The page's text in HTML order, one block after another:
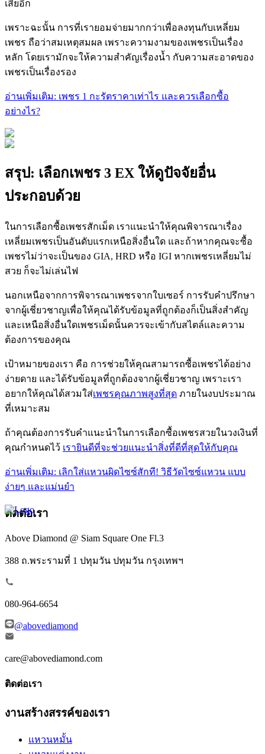
เสียอีก
เพราะฉะนั้น การที่เรายอมจ่ายมากกว่าเพื่อลงทุนกับเหลี่ยม
เพชร ถือว่าสมเหตุสมผล เพราะความงามของเพชรเป็นเรื่อง
หลัก โดยเรามักจะให้ความสำคัญเรื่องน้ำ กับความสะอาดของ
เพชรเป็นเรื่องรอง
อ่านเพิ่มเติม: เพชร 1 กะรัตราคาเท่าไร และควรเลือกซื้อ
อย่างไร?
สรุป: เลือกเพชร 3 EX ให้ดูปัจจัยอื่น
ประกอบด้วย
ในการเลือกซื้อเพชรสักเม็ด เราแนะนำให้คุณพิจารณาเรื่อง
เหลี่ยมเพชรเป็นอันดับแรกเหนือสิ่งอื่นใด และถ้าหากคุณจะซื้อ
เพชรไม่ว่าจะเป็นของ GIA, HRD หรือ IGI หากเพชรเหลี่ยมไม่
สวย ก็จะไม่เล่นไฟ
นอกเหนือจากการพิจารณาเพชรจากใบเซอร์ การรับคำปรึกษา
จากผู้เชี่ยวชาญเพื่อให้คุณได้รับข้อมูลที่ถูกต้องก็เป็นสิ่งสำคัญ
และเหนือสิ่งอื่นใดเพชรเม็ดนั้นควรจะเข้ากับสไตล์และความ
ต้องการของคุณ
เป้าหมายของเรา คือ การช่วยให้คุณสามารถซื้อเพชรได้อย่าง
ง่ายดาย และได้รับข้อมูลที่ถูกต้องจากผู้เชี่ยวชาญ เพราะเรา
อยากให้คุณได้สวมใส่เพชรคุณภาพสูงที่สุด ภายในงบประมาณ
ที่เหมาะสม
ถ้าคุณต้องการรับคำแนะนำในการเลือกซื้อเพชรสวยในวงเงินที่
คุณกำหนดไว้ เรายินดีที่จะช่วยแนะนำสิ่งที่ดีที่สุดให้กับคุณ
อ่านเพิ่มเติม: เลิกใส่แหวนผิดไซซ์สักที! วิธีวัดไซซ์แหวน แบบ
ง่ายๆ และแม่นยำ
ติดต่อเรา
Above Diamond @ Siam Square One Fl.3
388 ถ.พระรามที่ 1 ปทุมวัน ปทุมวัน กรุงเทพฯ
080-964-6654
@abovediamond
care@abovediamond.com
ติดต่อเรา
งานสร้างสรรค์ของเรา
แหวนหมั้น